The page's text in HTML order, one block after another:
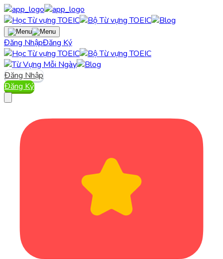
Đăng NhậpĐăng Ký
Đăng Nhập
Đăng Ký